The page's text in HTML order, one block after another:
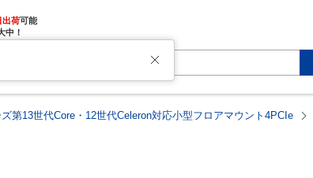
出荷
中！
第13世代Core・12世代Celeron対応小型フロアマウント4PCIe